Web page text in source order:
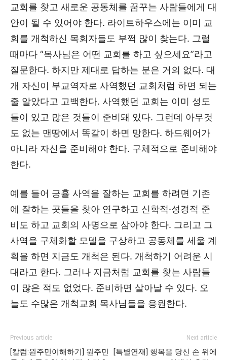
교회를 찾고 새로운 공동체를 꿈꾸는 사람들에게 대
안이 될 수 있어야 한다. 라이트하우스에는 이미 교
회를 개척하신 목회자들도 부쩍 많이 찾는다. 그럴
때마다 “목사님은 어떤 교회를 하고 싶으세요”라고
질문한다. 하지만 제대로 답하는 분은 거의 없다. 대
개 자신이 부교역자로 사역했던 교회처럼 하면 되는
줄 알았다고 고백한다. 사역했던 교회는 이미 성도
들이 있고 많은 것들이 준비돼 있다. 그런데 아무것
도 없는 맨땅에서 똑같이 하면 망한다. 하드웨어가
아니라 자신을 준비해야 한다. 구체적으로 준비해야
한다.
예를 들어 긍휼 사역을 잘하는 교회를 하려면 기존
에 잘하는 곳들을 찾아 연구하고 신학적·성경적 준
비도 하고 교회의 사명으로 삼아야 한다. 그리고 그
사역을 구체화할 모델을 구상하고 공동체를 세울 계
획을 하면 지금도 개척은 된다. 개척하기 어려운 시
대라고 한다. 그러나 지금처럼 교회를 찾는 사람들
이 많은 적도 없었다. 준비하면 살아날 수 있다. 오
늘도 수많은 개척교회 목사님들을 응원한다.
Previous article
[칼럼:원주민이해하기] 원주민
Next article
[특별연재] 행복을 당신 손 위에